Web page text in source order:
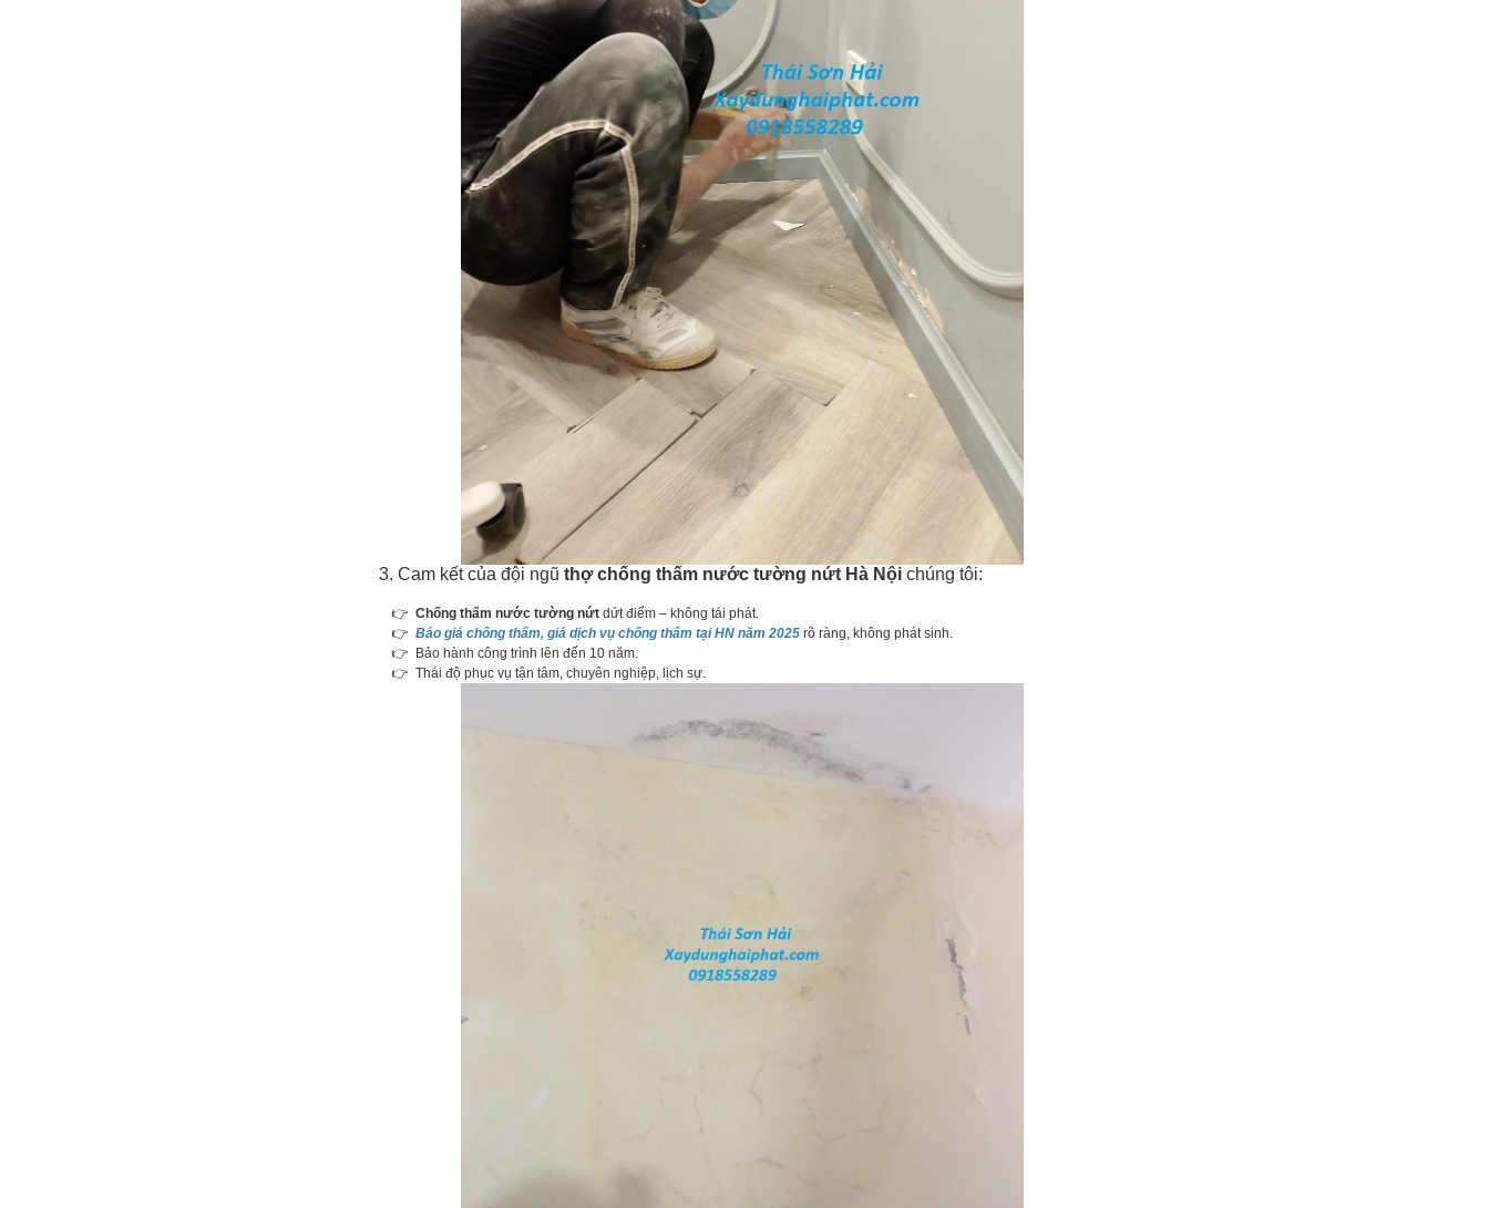
3. Cam kết của đội ngũ thợ chống thấm nước tường nứt Hà Nội chúng tôi:
👉 Chống thấm nước tường nứt dứt điểm – không tái phát.
👉 Báo giá chống thấm, giá dịch vụ chống thấm tại HN năm 2025 rõ ràng, không phát sinh.
👉 Bảo hành công trình lên đến 10 năm.
👉 Thái độ phục vụ tận tâm, chuyên nghiệp, lịch sự.